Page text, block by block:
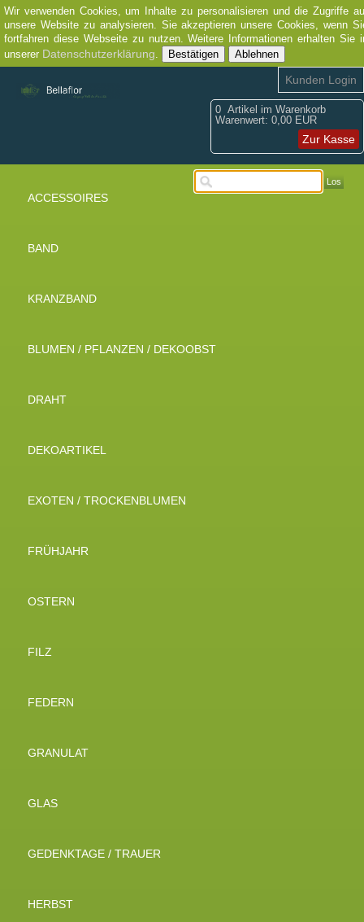
Wir verwenden Cookies, um Inhalte zu personalisieren und die Zugriffe
unsere Website zu analysieren. Sie akzeptieren unsere Cookies, wenn
fortfahren diese Webseite zu nutzen. Weitere Informationen erhalten Sie
unserer Datenschutzerklärung. Bestätigen Ablehnen
0 Artikel im Warenkorb
Warenwert: 0,00 EUR
Zur Kasse
Kunden Login
Los
ACCESSOIRES
BAND
KRANZBAND
BLUMEN / PFLANZEN / DEKOOBST
DRAHT
DEKOARTIKEL
EXOTEN / TROCKENBLUMEN
FRÜHJAHR
OSTERN
FILZ
FEDERN
GRANULAT
GLAS
GEDENKTAGE / TRAUER
HERBST